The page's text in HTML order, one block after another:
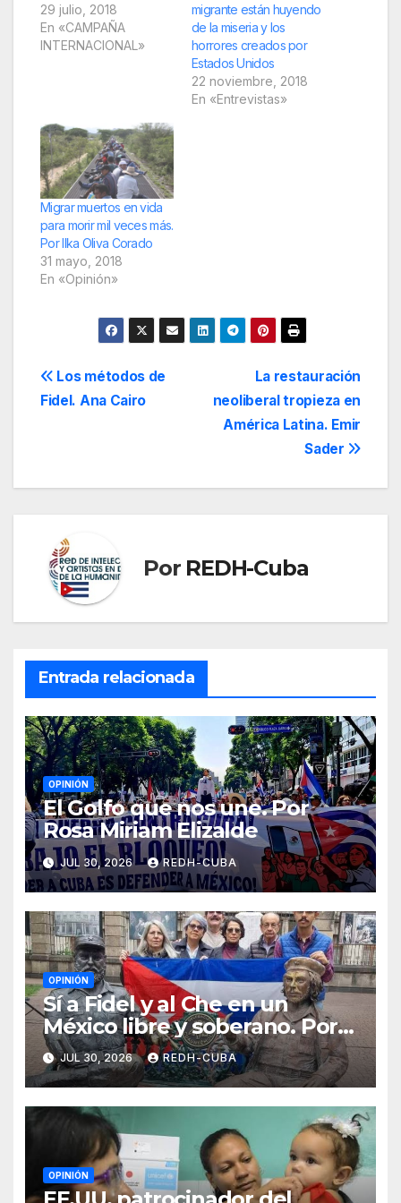
29 julio, 2018
En «CAMPAÑA
INTERNACIONAL»
migrante están huyendo
de la miseria y los
horrores creados por
Estados Unidos
22 noviembre, 2018
En «Entrevistas»
Migrar muertos en vida
para morir mil veces más.
Por Ilka Oliva Corado
31 mayo, 2018
En «Opinión»
Navegación
La restauración
neoliberal tropieza en
América Latina. Emir
Sader
Los métodos de
Fidel. Ana Cairo
Por REDH-Cuba
Entrada relacionada
OPINIÓN
El Golfo que nos une. Por
Rosa Miriam Elizalde
JUL 30, 2026 REDH-CUBA
OPINIÓN
Sí a Fidel y al Che en un
México libre y soberano. Por
Luis Manuel Arce Issac
JUL 30, 2026 REDH-CUBA
OPINIÓN